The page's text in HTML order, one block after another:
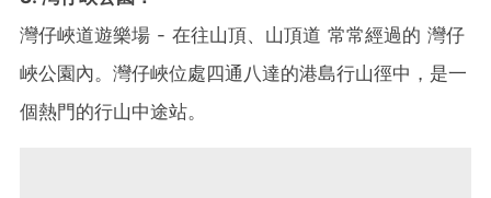
灣仔峽道遊樂場 - 在往山頂、山頂道 常常經過的 灣仔
峽公園內。灣仔峽位處四通八達的港島行山徑中，是一
個熱門的行山中途站。